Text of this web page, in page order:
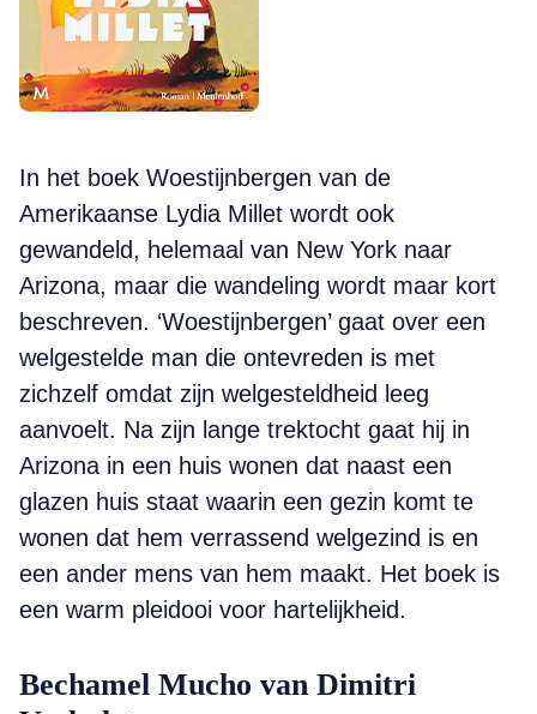
In het boek Woestijnbergen van de
Amerikaanse Lydia Millet wordt ook
gewandeld, helemaal van New York naar
Arizona, maar die wandeling wordt maar kort
beschreven. ‘Woestijnbergen’ gaat over een
welgestelde man die ontevreden is met
zichzelf omdat zijn welgesteldheid leeg
aanvoelt. Na zijn lange trektocht gaat hij in
Arizona in een huis wonen dat naast een
glazen huis staat waarin een gezin komt te
wonen dat hem verrassend welgezind is en
een ander mens van hem maakt. Het boek is
een warm pleidooi voor hartelijkheid.
Bechamel Mucho van Dimitri